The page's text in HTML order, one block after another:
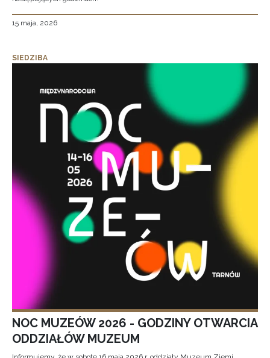
15 maja, 2026
SIEDZIBA
NOC MUZEÓW 2026 - GODZINY OTWARCIA
ODDZIAŁÓW MUZEUM